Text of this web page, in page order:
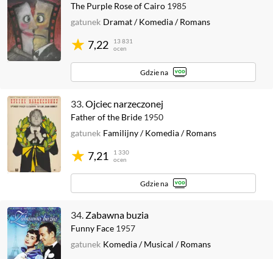
The Purple Rose of Cairo 1985
7,22
13 831
ocen
gatunek Dramat/Komedia/Romans
Gdzie na
33.Ojciec narzeczonej
Father of the Bride 1950
7,21
1 330
ocen
gatunek Familijny/Komedia/Romans
Gdzie na
34. Zabawna buzia
Funny Face 1957
gatunek Komedia/Musical /Romans